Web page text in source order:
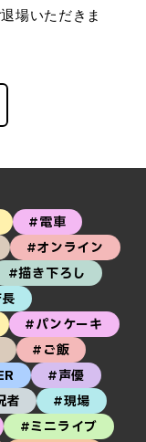
場いただきま
#電車
#オンライン
#描き下ろし
#パンケーキ
#ご飯
#声優
者
#現場
#ミニライブ